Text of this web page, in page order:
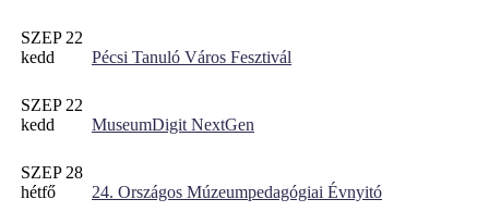
SZEP 22
kedd
Pécsi Tanuló Város Fesztivál
SZEP 22
kedd
MuseumDigit NextGen
SZEP 28
hétfő
24. Országos Múzeumpedagógiai Évnyitó